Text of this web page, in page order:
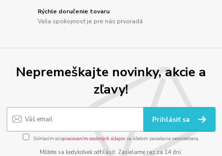
Rýchle doručenie tovaru
Vaša spokojnosť je pre nás prvoradá
Nepremeškajte novinky, akcie a
zľavy!
Prihlásiť sa
Súhlasím sospracovaním osobných údajov za účelom zasielania newslettera.
Môžete sa kedykoľvek odhlásiť. Zasielame raz za 14 dní.